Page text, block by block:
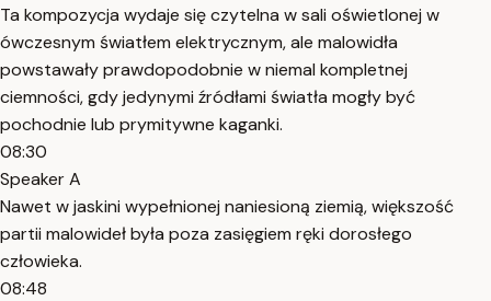
Ta kompozycja wydaje się czytelna w sali oświetlonej w
ówczesnym światłem elektrycznym, ale malowidła
powstawały prawdopodobnie w niemal kompletnej
ciemności, gdy jedynymi źródłami światła mogły być
pochodnie lub prymitywne kaganki.
08:30
Speaker A
Nawet w jaskini wypełnionej naniesioną ziemią, większość
partii malowideł była poza zasięgiem ręki dorosłego
człowieka.
08:48